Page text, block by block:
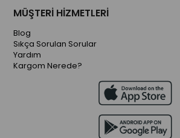
MÜŞTERİ HİZMETLERİ
Blog
Sıkça Sorulan Sorular
Yardım
Kargom Nerede?